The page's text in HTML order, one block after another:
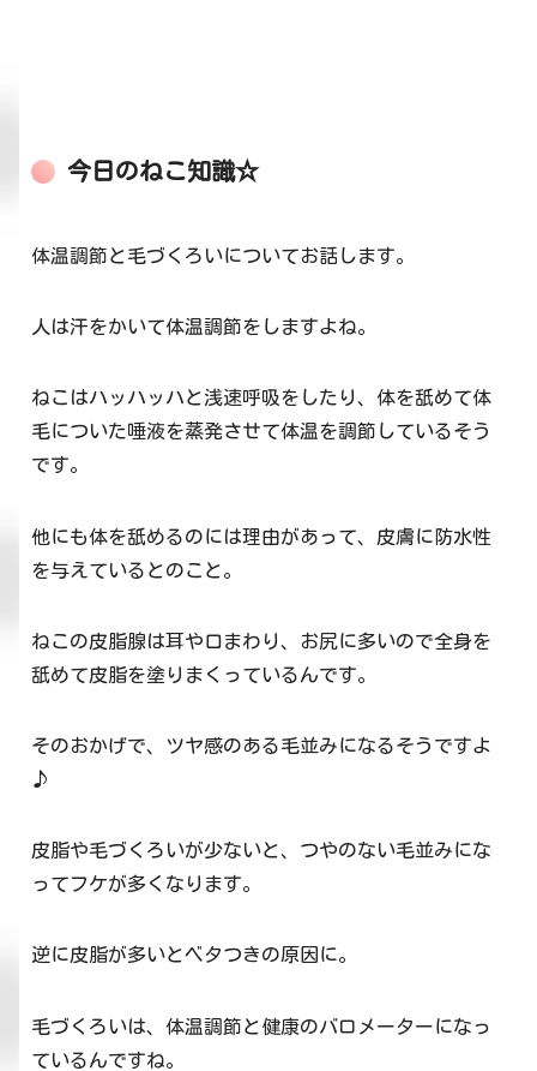
今日のねこ知識☆
体温調節と毛づくろいについてお話します。
人は汗をかいて体温調節をしますよね。
ねこはハッハッハと浅速呼吸をしたり、体を舐めて体
毛についた唾液を蒸発させて体温を調節しているそう
です。
他にも体を舐めるのには理由があって、皮膚に防水性
を与えているとのこと。
ねこの皮脂腺は耳や口まわり、お尻に多いので全身を
舐めて皮脂を塗りまくっているんです。
そのおかげで、ツヤ感のある毛並みになるそうですよ
♪
皮脂や毛づくろいが少ないと、つやのない毛並みにな
ってフケが多くなります。
逆に皮脂が多いとベタつきの原因に。
毛づくろいは、体温調節と健康のバロメーターになっ
ているんですね。